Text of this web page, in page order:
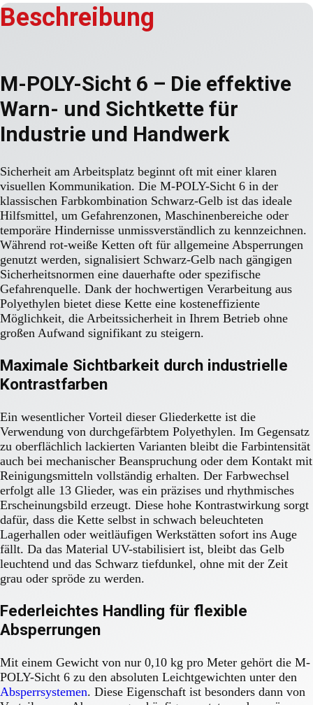
Beschreibung
M-POLY-Sicht 6 – Die effektive
Warn- und Sichtkette für
Industrie und Handwerk
Sicherheit am Arbeitsplatz beginnt oft mit einer klaren
visuellen Kommunikation. Die M-POLY-Sicht 6 in der
klassischen Farbkombination Schwarz-Gelb ist das ideale
Hilfsmittel, um Gefahrenzonen, Maschinenbereiche oder
temporäre Hindernisse unmissverständlich zu kennzeichnen.
Während rot-weiße Ketten oft für allgemeine Absperrungen
genutzt werden, signalisiert Schwarz-Gelb nach gängigen
Sicherheitsnormen eine dauerhafte oder spezifische
Gefahrenquelle. Dank der hochwertigen Verarbeitung aus
Polyethylen bietet diese Kette eine kosteneffiziente
Möglichkeit, die Arbeitssicherheit in Ihrem Betrieb ohne
großen Aufwand signifikant zu steigern.
Maximale Sichtbarkeit durch industrielle
Kontrastfarben
Ein wesentlicher Vorteil dieser Gliederkette ist die
Verwendung von durchgefärbtem Polyethylen. Im Gegensatz
zu oberflächlich lackierten Varianten bleibt die Farbintensität
auch bei mechanischer Beanspruchung oder dem Kontakt mit
Reinigungsmitteln vollständig erhalten. Der Farbwechsel
erfolgt alle 13 Glieder, was ein präzises und rhythmisches
Erscheinungsbild erzeugt. Diese hohe Kontrastwirkung sorgt
dafür, dass die Kette selbst in schwach beleuchteten
Lagerhallen oder weitläufigen Werkstätten sofort ins Auge
fällt. Da das Material UV-stabilisiert ist, bleibt das Gelb
leuchtend und das Schwarz tiefdunkel, ohne mit der Zeit
grau oder spröde zu werden.
Federleichtes Handling für flexible
Absperrungen
Mit einem Gewicht von nur 0,10 kg pro Meter gehört die M-
POLY-Sicht 6 zu den absoluten Leichtgewichten unter den
Absperrsystemen. Diese Eigenschaft ist besonders dann von